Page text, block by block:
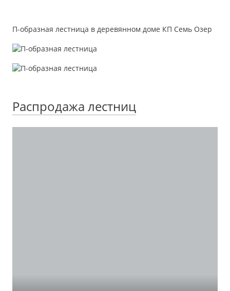
П-образная лестница в деревянном доме КП Семь Озер
Распродажа лестниц